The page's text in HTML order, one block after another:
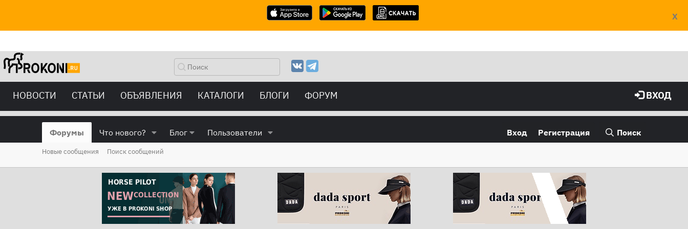
X
НОВОСТИ СТАТЬИ ОБЪЯВЛЕНИЯ КАТАЛОГИ БЛОГИ ФОРУМ ВХОД
Форумы Что нового? Блог Пользователи Вход Регистрация Поиск
Новые сообщения Поиск сообщений